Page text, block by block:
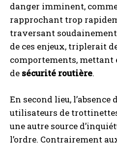
danger imminent,
rapprochant trop
traversant
de ces enjeux, triplerait
comportements,
de sécurité routière.
En second lieu, l’absence
utilisateurs de
une autre source
l’ordre. Contrairement